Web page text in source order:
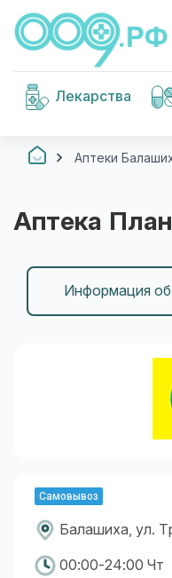
Лекарства
Аптеки
Аптека
Информация об
Самовывоз
Балашиха, ул.
00:00-24:00 Чт